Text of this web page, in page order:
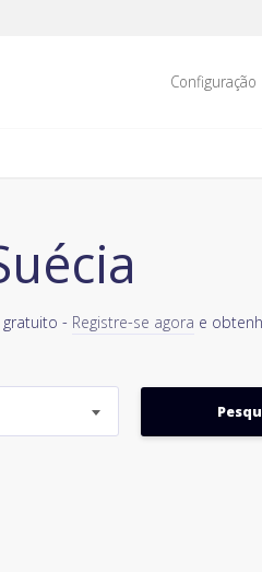
Configuração
- Registre-se agora e